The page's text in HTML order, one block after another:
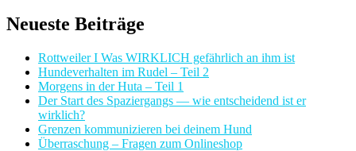
Neueste Beiträge
Rottweiler I Was WIRKLICH gefährlich an ihm ist
Hundeverhalten im Rudel – Teil 2
Morgens in der Huta – Teil 1
Der Start des Spaziergangs — wie entscheidend ist er
wirklich?
Grenzen kommunizieren bei deinem Hund
Überraschung – Fragen zum Onlineshop